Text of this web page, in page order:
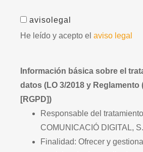
avisolegal
He leído y acepto el aviso legal
Información básica sobre el
datos (LO 3/2018 y Reglamento
[RGPD])
Responsable del
COMUNICACIÓ DIGITAL,
Finalidad: Ofrecer y